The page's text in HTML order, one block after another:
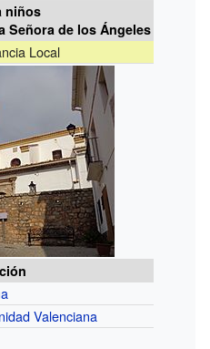
niños
Señora de los Ángeles
Local
Valenciana